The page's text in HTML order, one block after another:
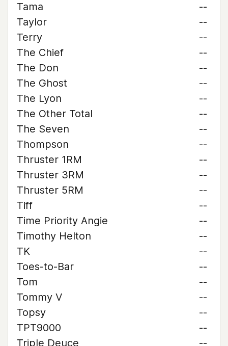
Tama
--
Taylor
--
Terry
--
The Chief
--
The Don
--
The Ghost
--
The Lyon
--
The Other Total
--
The Seven
--
Thompson
--
Thruster 1RM
--
Thruster 3RM
--
Thruster 5RM
--
Tiff
--
Time Priority Angie
--
Timothy Helton
--
TK
--
Toes-to-Bar
--
Tom
--
Tommy V
--
Topsy
--
TPT9000
--
Triple Deuce
--